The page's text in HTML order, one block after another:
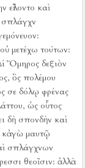
εἵλοντο καὶ
σπλάγχν
οὐ μετέχω τούτων:
Ὅμηρος δεξιὸν
ὃς πολέμου
σε δόλῳ φρένας
ὡς οὗτος
δὴ σπονδὴν καὶ
κἀγὼ μαυτῷ
σπλάγχνων
θεοῖσιν: ἀλλὰ